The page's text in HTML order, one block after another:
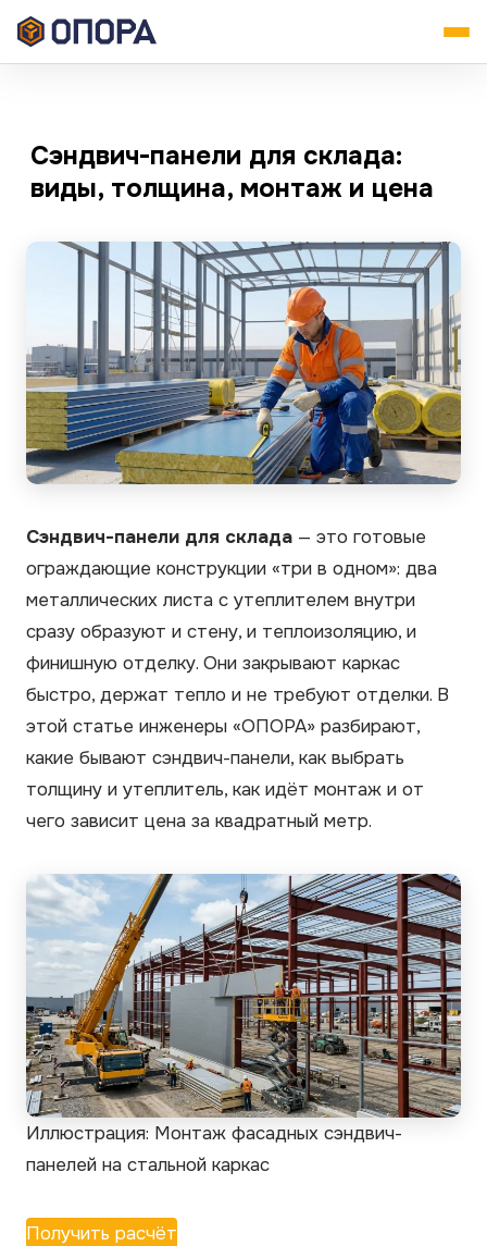
Сэндвич-панели для склада:
виды, толщина, монтаж и цена
Сэндвич-панели для склада — это готовые
ограждающие конструкции «три в одном»: два
металлических листа с утеплителем внутри
сразу образуют и стену, и теплоизоляцию, и
финишную отделку. Они закрывают каркас
быстро, держат тепло и не требуют отделки. В
этой статье инженеры «ОПОРА» разбирают,
какие бывают сэндвич-панели, как выбрать
толщину и утеплитель, как идёт монтаж и от
чего зависит цена за квадратный метр.
Иллюстрация: Монтаж фасадных сэндвич-
панелей на стальной каркас
Получить расчёт